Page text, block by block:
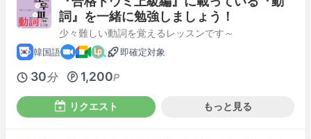
詞』を一緒に勉強しましょう！
少々難しい動詞を覚えるレッスンです～
韓国語 即確定対象
30分 1,200P
リクエスト もっと見る